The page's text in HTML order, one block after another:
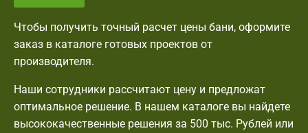
Чтобы получить точный расчет цены бани, оформите
заказ в каталоге готовых проектов от
производителя.
Наши сотрудники рассчитают цену и предложат
оптимальное решение. В нашем каталоге вы найдете
высококачественные решения за 500 тыс. Рублей или